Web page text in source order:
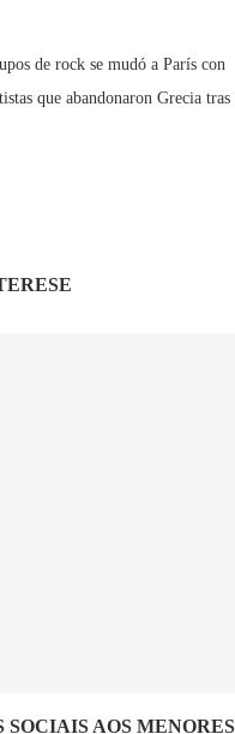
de rock se mudó a París con
que abandonaron Grecia tras
AOS MENORES